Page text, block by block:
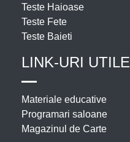
Teste Haioase
Teste Fete
Teste Baieti
LINK-URI UTILE
Materiale educative
Programari saloane
Magazinul de Carte